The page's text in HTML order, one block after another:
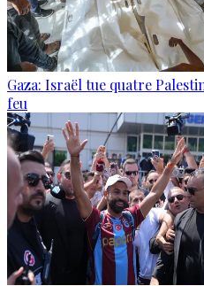
Gaza: Israël tue quatre
feu